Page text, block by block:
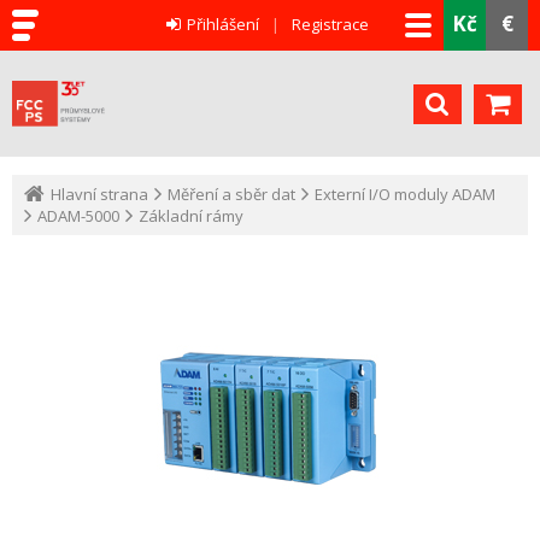
Kč €
Přihlášení Registrace
Hlavní strana Měření a sběr dat
Externí I/O moduly ADAM
ADAM-5000
Základní rámy